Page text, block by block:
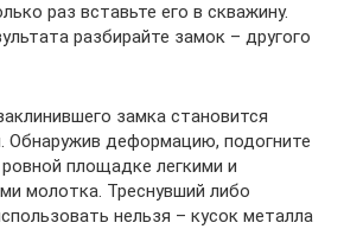
раз вставьте его в скважину.
разбирайте замок – другого
замка становится
Обнаружив деформацию, подогните
площадке легкими и
молотка. Треснувший либо
нельзя – кусок металла